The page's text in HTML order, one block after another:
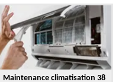
Maintenance climatisation 38